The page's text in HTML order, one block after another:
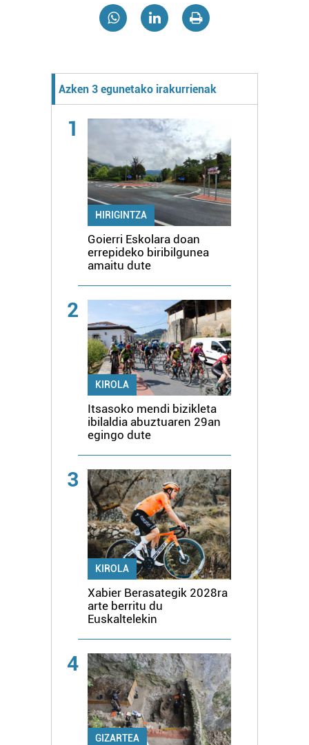
Azken 3 egunetako irakurrienak
1
HIRIGINTZA
Goierri Eskolara doan
errepideko biribilgunea
amaitu dute
2
KIROLA
Itsasoko mendi bizikleta
ibilaldia abuztuaren 29an
egingo dute
3
KIROLA
Xabier Berasategik 2028ra
arte berritu du
Euskaltelekin
4
GIZARTEA